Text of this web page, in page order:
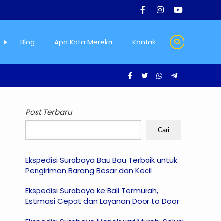
Blog Apa Kata Mereka Kontak
Post Terbaru
Cari
Ekspedisi Surabaya Bau Bau Terbaik untuk
Pengiriman Barang Besar dan Kecil
Ekspedisi Surabaya ke Bali Termurah,
Estimasi Cepat dan Layanan Door to Door